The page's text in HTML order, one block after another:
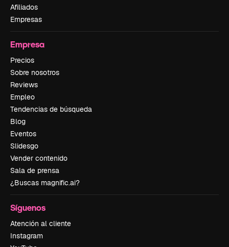
Afiliados
Empresas
Empresa
Precios
Sobre nosotros
Reviews
Empleo
Tendencias de búsqueda
Blog
Eventos
Slidesgo
Vender contenido
Sala de prensa
¿Buscas magnific.ai?
Síguenos
Atención al cliente
Instagram